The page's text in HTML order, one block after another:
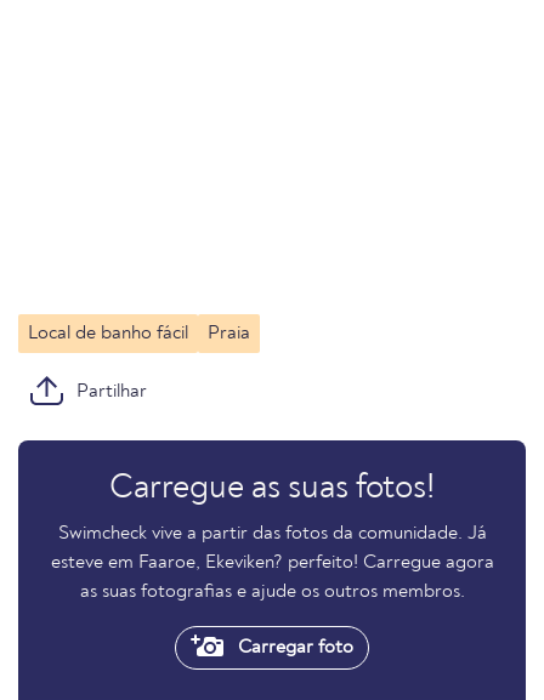
Local de banho fácil Praia
Partilhar
Carregue as suas fotos!
Swimcheck vive a partir das fotos da comunidade. Já
esteve em Faaroe, Ekeviken? perfeito! Carregue agora
as suas fotografias e ajude os outros membros.
Carregar foto